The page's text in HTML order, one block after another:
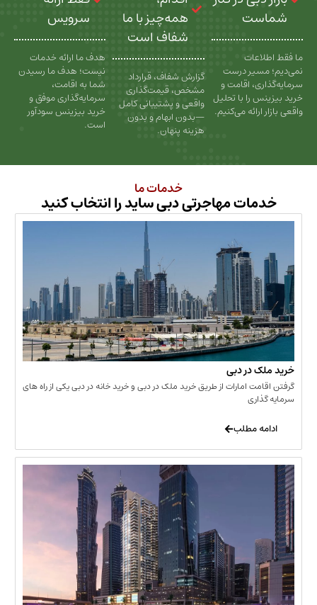
درست
اقامت و
با تحلیل
می‌کنیم.
همه‌چیز با ما
شفاف است
گزارش شفاف، قرارداد
مشخص، قیمت‌گذاری
واقعی و پشتیبانی کامل
—بدون ابهام و بدون
سرویس
هدف ما ارائه خدمات
نیست؛ هدف ما رسیدن
شما به اقامت،
سرمایه‌گذاری موفق و
خرید بیزینس سودآور
است.
مهاجرتی دبی ساید را انتخاب کنید
در دبی
امارات از طریق خرید ملک در دبی و خرید خانه در دبی یکی از راه های